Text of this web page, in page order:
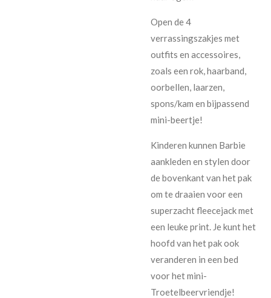
Open de 4
verrassingszakjes met
outfits en accessoires,
zoals een rok, haarband,
oorbellen, laarzen,
spons/kam en bijpassend
mini-beertje!
Kinderen kunnen Barbie
aankleden en stylen door
de bovenkant van het pak
om te draaien voor een
superzacht fleecejack met
een leuke print. Je kunt het
hoofd van het pak ook
veranderen in een bed
voor het mini-
Troetelbeervriendje!